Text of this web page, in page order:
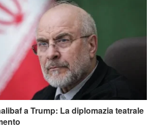
a Trump: La diplomazia teatrale